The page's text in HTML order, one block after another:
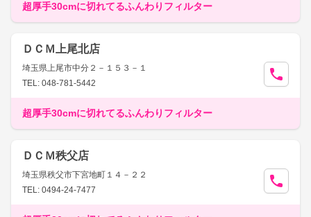
超厚手30cmに切れてるふんわりフィルター
ＤＣＭ上尾北店
埼玉県上尾市中分２－１５３－１
TEL: 048-781-5442
超厚手30cmに切れてるふんわりフィルター
ＤＣＭ秩父店
埼玉県秩父市下宮地町１４－２２
TEL: 0494-24-7477